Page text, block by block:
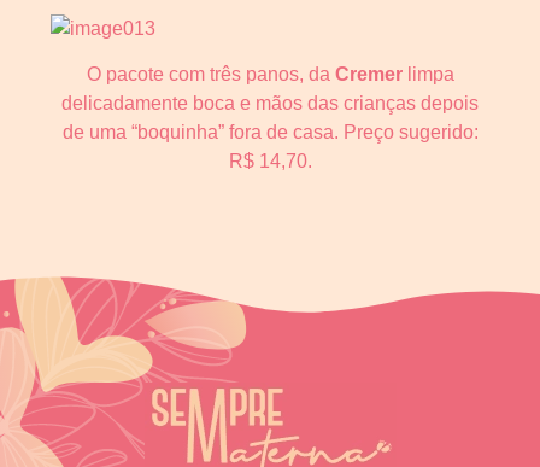
O pacote com três panos, da Cremerlimpa
delicadamente boca e mãos das crianças depois
de uma “boquinha” fora de casa. Preço sugerido:
R$ 14,70.